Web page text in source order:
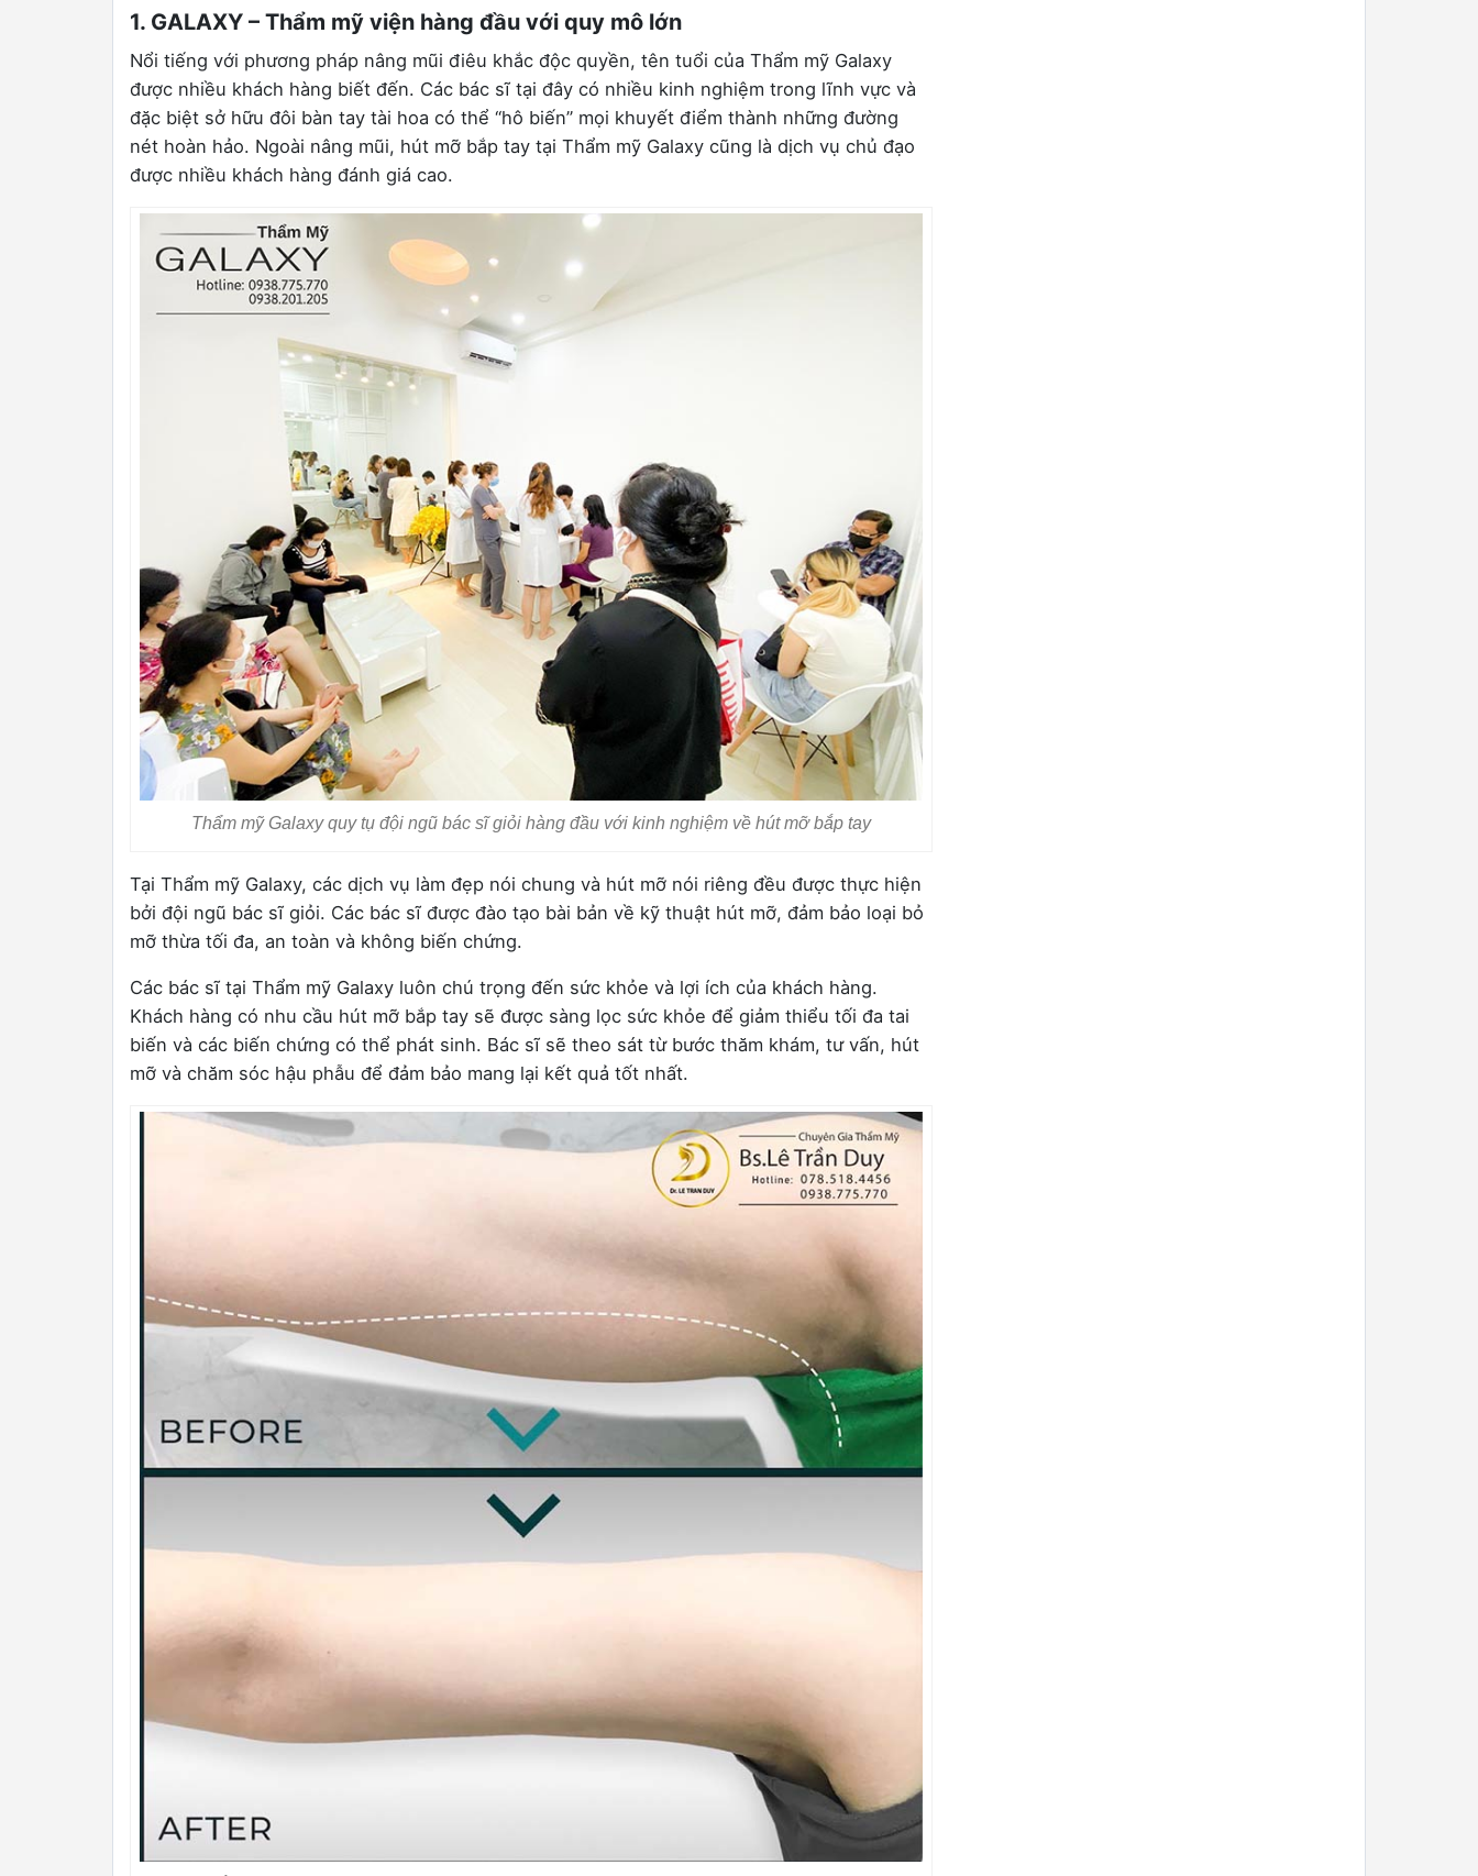
1. GALAXY – Thẩm mỹ viện hàng đầu với quy mô lớn
Nổi tiếng với phương pháp nâng mũi điêu khắc độc quyền, tên tuổi của Thẩm mỹ Galaxy
được nhiều khách hàng biết đến. Các bác sĩ tại đây có nhiều kinh nghiệm trong lĩnh vực và
đặc biệt sở hữu đôi bàn tay tài hoa có thể “hô biến” mọi khuyết điểm thành những đường
nét hoàn hảo. Ngoài nâng mũi, hút mỡ bắp tay tại Thẩm mỹ Galaxy cũng là dịch vụ chủ đạo
được nhiều khách hàng đánh giá cao.
Thẩm mỹ Galaxy quy tụ đội ngũ bác sĩ giỏi hàng đầu với kinh nghiệm về hút mỡ bắp tay
Tại Thẩm mỹ Galaxy, các dịch vụ làm đẹp nói chung và hút mỡ nói riêng đều được thực hiện
bởi đội ngũ bác sĩ giỏi. Các bác sĩ được đào tạo bài bản về kỹ thuật hút mỡ, đảm bảo loại bỏ
mỡ thừa tối đa, an toàn và không biến chứng.
Các bác sĩ tại Thẩm mỹ Galaxy luôn chú trọng đến sức khỏe và lợi ích của khách hàng.
Khách hàng có nhu cầu hút mỡ bắp tay sẽ được sàng lọc sức khỏe để giảm thiểu tối đa tai
biến và các biến chứng có thể phát sinh. Bác sĩ sẽ theo sát từ bước thăm khám, tư vấn, hút
mỡ và chăm sóc hậu phẫu để đảm bảo mang lại kết quả tốt nhất.